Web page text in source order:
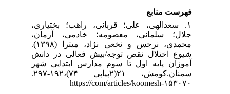
بختیاری،
آرمان،
محمدی، نرجس و نخعی نژاد، میترا (۱۳۹۸).
در دانش
ابتدایی شهر
سمنان.کومش، ۲۱(۲پیاپی ۷۴)،۱۹۲-۲۹۷.